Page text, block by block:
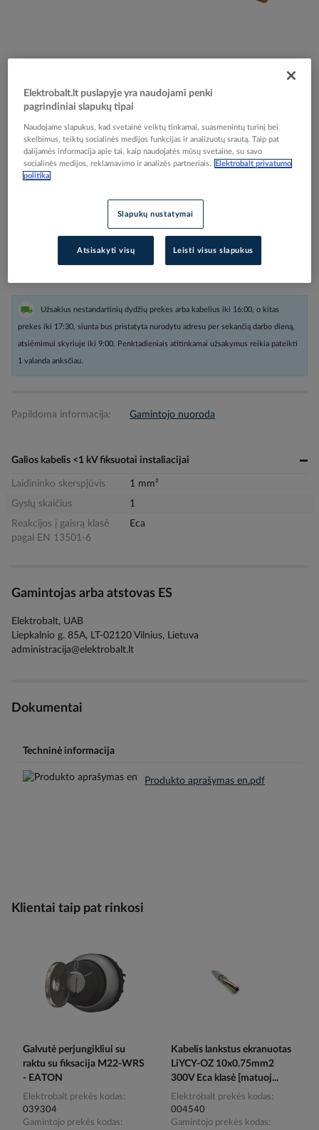
the
beginning
the
images
gallery
Laidas H05V-K 1mm2 300/500V rudas Eca klasė
[Ritė po 100m] - ELMAT
Elektrobalt prekės kodas
505428
Gamintojo prekės kodas
Prisijunkite, norėdami pamatyti kainas
Įtraukti į palyginimą
Užsakius nestandartinių dydžių prekes arba kabelius iki 16:00, o kitas
prekes iki 17:30, siunta bus pristatyta nurodytu adresu per sekančią darbo dieną,
atsiėmimui skyriuje iki 9:00. Penktadieniais atitinkamai užsakymus reikia pateikti
1 valanda anksčiau.
Papildoma informacija: Gamintojo nuoroda
Galios kabelis <1 kV fiksuotai instaliacijai
Laidininko skerspjūvis
1 mm²
Gyslų skaičius
1
Reakcijos į gaisrą klasė
pagal EN 13501-6
Eca
Gamintojas arba atstovas ES
Elektrobalt, UAB
Liepkalnio g. 85A, LT-02120 Vilnius, Lietuva
administracija@elektrobalt.lt
Dokumentai
Techninė informacija
Produkto aprašymas en.pdf
Klientai taip pat rinkosi
Galvutė perjungikliui su
raktu su fiksacija M22-WRS
- EATON
Elektrobalt prekės kodas
039304
Gamintojo prekės kodas
Kabelis lankstus ekranuotas
LiYCY-OZ 10x0.75mm2
300V Eca klasė [matuoj...
Elektrobalt prekės kodas
004540
Gamintojo prekės kodas
Elektrobalt.lt puslapyje yra naudojami penki
pagrindiniai slapukų tipai
Naudojame slapukus, kad svetainė veiktų tinkamai, suasmenintų turinį bei
skelbimus, teiktų socialinės medijos funkcijas ir analizuotų srautą. Taip pat
dalijamės informacija apie tai, kaip naudojatės mūsų svetaine, su savo
socialinės medijos, reklamavimo ir analizės partneriais.
Elektrobalt privatumo
politika
Slapukų nustatymai
Atsisakyti visų Leisti visus slapukus